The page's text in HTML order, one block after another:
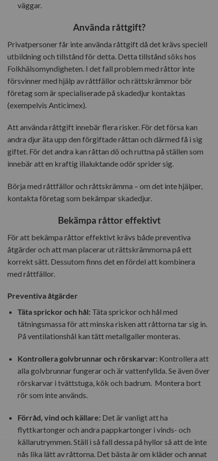
väggar.
Använda råttgift?
Privatpersoner får inte använda råttgift då det krävs speciell
utbildning och tillstånd för detta. Detta tillstånd söks hos
Folkhälsomyndigheten. I det fall problem med råttor inte
försvinner med hjälp av råttfällor och rättskrämmor bör
företag som är specialiserade på skadedjur kontaktas
(exempelvis Anticimex).
Att använda råttgift innebär flera risker. För det försa kan
andra djur äta upp den förgiftade råttan och därmed få i sig
giftet. För det andra kan råttan dö och ruttna på ställen som
innebär att en kraftig illaluktande odör sprider sig.
Börja med råttfällor och råttskrämma – om det inte hjälper,
kontakta företag som bekämpar skadedjur.
Bekämpa råttor effektivt
För att bekämpa råttor effektivt krävs både preventiva
åtgärder och att man placerar ut rättskrämmorna på ett
korrekt sätt. Dessutom finns det en fördel att kombinera
med råttfällor.
Preventiva åtgärder
Täta sprickor och hål: Täta sprickor och hål med
tätningsmassa för att minska risken att råttorna tar sig in.
På ventilationshål kan tätt metallgaller monteras.
Kontrollera golvbrunnar och rörskarvar: Kontrollera att
alla golvbrunnar fungerar och är vattenfyllda. Se även över
rörskarvar i tvättstuga, kök och badrum. Montera bort
rör som inte används.
Förråd, vind och källare: Det är vanligt att ha
flyttkartonger och andra pappkartonger i vinds- och
källarutrymmen. Ställ i så fall dessa på hyllor så att de inte
nås lika lätt av råttorna. Det bästa är om kläder och annat